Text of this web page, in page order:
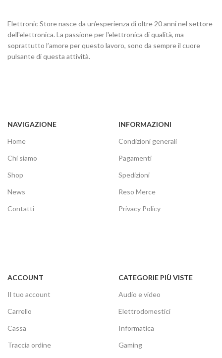
Elettronic Store nasce da un’esperienza di oltre 20 anni nel settore
dell'elettronica. La passione per l'elettronica di qualità, ma
soprattutto l’amore per questo lavoro, sono da sempre il cuore
pulsante di questa attività.
NAVIGAZIONE
Home
Chi siamo
Shop
News
Contatti
INFORMAZIONI
Condizioni generali
Pagamenti
Spedizioni
Reso Merce
Privacy Policy
ACCOUNT
Il tuo account
Carrello
Cassa
Traccia ordine
CATEGORIE PIÙ VISTE
Audio e video
Elettrodomestici
Informatica
Gaming